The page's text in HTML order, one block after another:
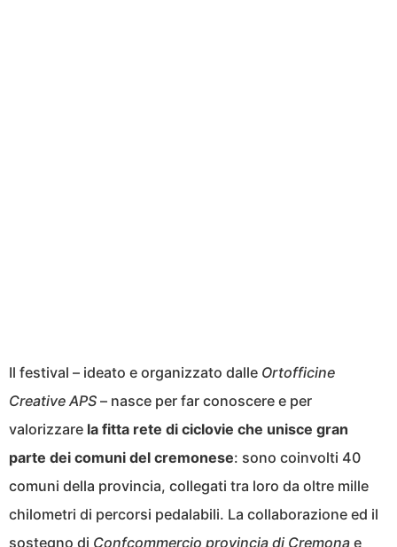
Il festival – ideato e organizzato dalle Ortofficine
Creative APS – nasce per far conoscere e per
valorizzare la fitta rete di ciclovie che unisce gran
parte dei comuni del cremonese: sono coinvolti 40
comuni della provincia, collegati tra loro da oltre mille
chilometri di percorsi pedalabili. La collaborazione ed il
sostegno di Confcommercio provincia di Cremona e